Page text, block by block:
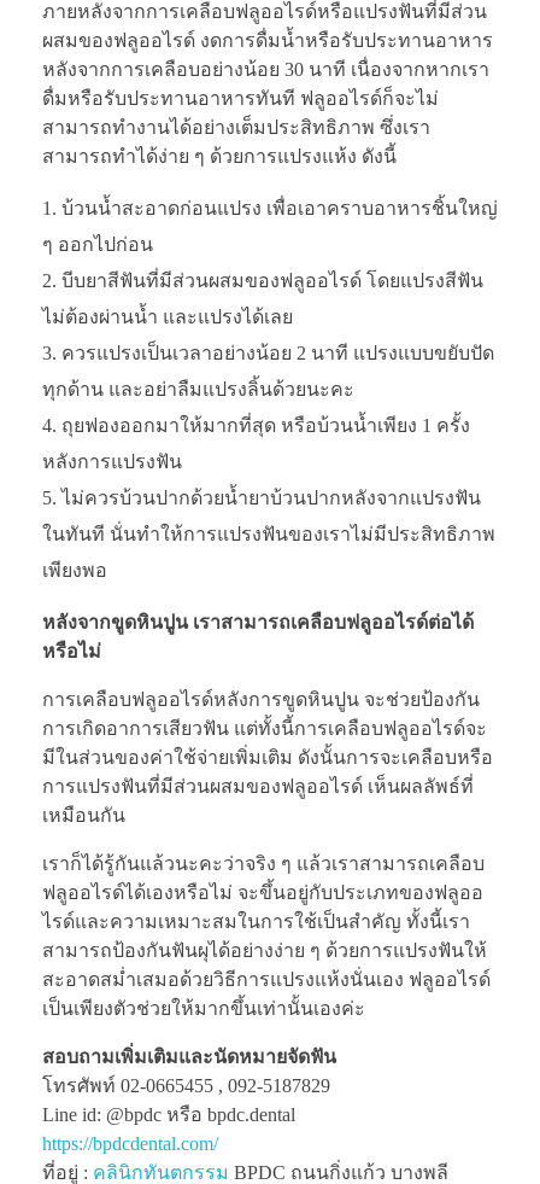
ภายหลังจากการเคลือบฟลูออไรด์หรือแปรงฟันที่มีส่วน
ผสมของฟลูออไรด์ งดการดื่มน้ำหรือรับประทานอาหาร
หลังจากการเคลือบอย่างน้อย 30 นาที เนื่องจากหากเรา
ดื่มหรือรับประทานอาหารทันที ฟลูออไรด์ก็จะไม่
สามารถทำงานได้อย่างเต็มประสิทธิภาพ ซึ่งเรา
สามารถทำได้ง่าย ๆ ด้วยการแปรงแห้ง ดังนี้
บ้วนน้ำสะอาดก่อนแปรง เพื่อเอาคราบอาหารชิ้นใหญ่
ๆ ออกไปก่อน
บีบยาสีฟันที่มีส่วนผสมของฟลูออไรด์ โดยแปรงสีฟัน
ไม่ต้องผ่านน้ำ และแปรงได้เลย
ควรแปรงเป็นเวลาอย่างน้อย 2 นาที แปรงแบบขยับปัด
ทุกด้าน และอย่าลืมแปรงลิ้นด้วยนะคะ
ถุยฟองออกมาให้มากที่สุด หรือบ้วนน้ำเพียง 1 ครั้ง
หลังการแปรงฟัน
ไม่ควรบ้วนปากด้วยน้ำยาบ้วนปากหลังจากแปรงฟัน
ในทันที นั่นทำให้การแปรงฟันของเราไม่มีประสิทธิภาพ
เพียงพอ
หลังจากขูดหินปูน เราสามารถเคลือบฟลูออไรด์ต่อได้
หรือไม่
การเคลือบฟลูออไรด์หลังการขูดหินปูน จะช่วยป้องกัน
การเกิดอาการเสียวฟัน แต่ทั้งนี้การเคลือบฟลูออไรด์จะ
มีในส่วนของค่าใช้จ่ายเพิ่มเติม ดังนั้นการจะเคลือบหรือ
การแปรงฟันที่มีส่วนผสมของฟลูออไรด์ เห็นผลลัพธ์ที่
เหมือนกัน
เราก็ได้รู้กันแล้วนะคะว่าจริง ๆ แล้วเราสามารถเคลือบ
ฟลูออไรด์ได้เองหรือไม่ จะขึ้นอยู่กับประเภทของฟลูออ
ไรด์และความเหมาะสมในการใช้เป็นสำคัญ ทั้งนี้เรา
สามารถป้องกันฟันผุได้อย่างง่าย ๆ ด้วยการแปรงฟันให้
สะอาดสม่ำเสมอด้วยวิธีการแปรงแห้งนั่นเอง ฟลูออไรด์
เป็นเพียงตัวช่วยให้มากขึ้นเท่านั้นเองค่ะ
สอบถามเพิ่มเติมและนัดหมายจัดฟัน
โทรศัพท์ 02-0665455 , 092-5187829
Line id: @bpdc หรือ bpdc.dental
https://bpdcdental.com/
ที่อยู่ : คลินิกทันตกรรม BPDC ถนนกิ่งแก้ว บางพลี